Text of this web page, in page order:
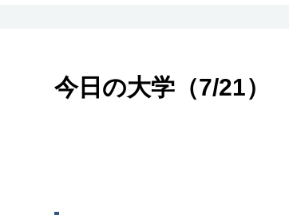
今日の大学（7/21）